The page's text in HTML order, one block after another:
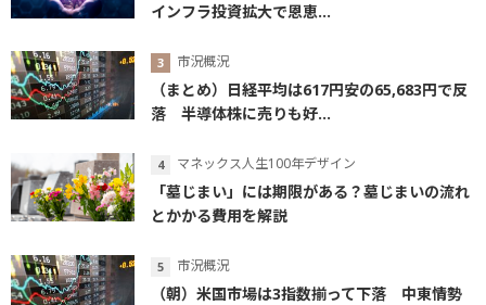
インフラ投資拡大で恩恵...
市況概況
（まとめ）日経平均は617円安の65,683円で反
落 半導体株に売りも好...
マネックス人生100年デザイン
「墓じまい」には期限がある？墓じまいの流れ
とかかる費用を解説
市況概況
（朝）米国市場は3指数揃って下落 中東情勢